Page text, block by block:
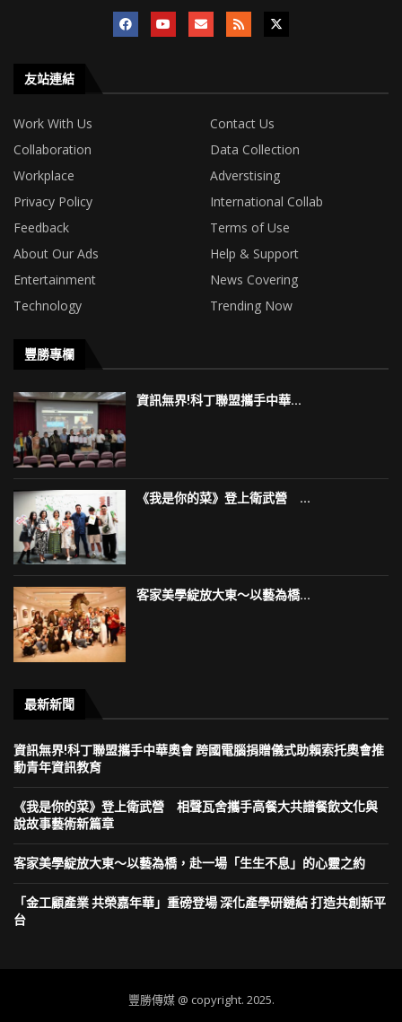
友站連結
Work With Us
Contact Us
Collaboration
Data Collection
Workplace
Adverstising
Privacy Policy
International Collab
Feedback
Terms of Use
About Our Ads
Help & Support
Entertainment
News Covering
Technology
Trending Now
豐勝專欄
資訊無界!科丁聯盟攜手中華...
《我是你的菜》登上衛武營 ...
客家美學綻放大東～以藝為橋...
最新新聞
資訊無界!科丁聯盟攜手中華奧會 跨國電腦捐贈儀式助賴索托奧會推
動青年資訊教育
《我是你的菜》登上衛武營 相聲瓦舍攜手高餐大共譜餐飲文化與
說故事藝術新篇章
客家美學綻放大東～以藝為橋，赴一場「生生不息」的心靈之約
「金工顧產業 共榮嘉年華」重磅登場 深化產學研鏈結 打造共創新平
台
豐勝傳媒 @ copyright. 2025.